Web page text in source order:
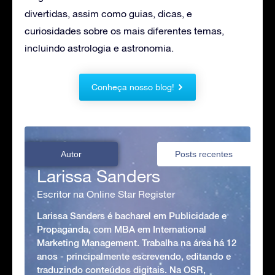
divertidas, assim como guias, dicas, e
curiosidades sobre os mais diferentes temas,
incluindo astrologia e astronomia.
Conheça nosso blog!
Autor Posts recentes
Larissa Sanders
Escritor na Online Star Register
Larissa Sanders é bacharel em Publicidade e
Propaganda, com MBA em International
Marketing Management. Trabalha na área há 12
anos - principalmente escrevendo, editando e
traduzindo conteúdos digitais. Na OSR,